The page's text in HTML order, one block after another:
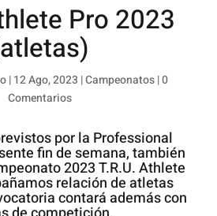
Pro 2023
|12 Ago, 2023 |Campeonatos|0
Comentarios
por la Professional
fin de semana, también
2023 T.R.U. Athlete
relación de atletas
contará además con